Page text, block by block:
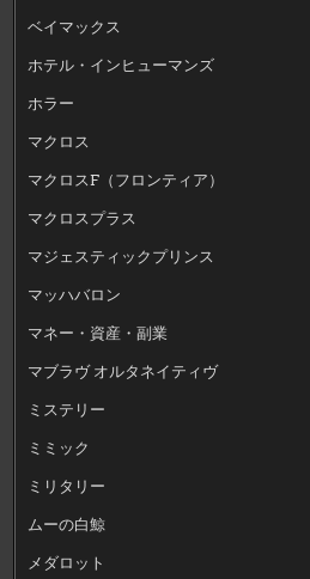
ベイマックス
ホテル・インヒューマンズ
ホラー
マクロス
マクロスF（フロンティア）
マクロスプラス
マジェスティックプリンス
マッハバロン
マネー・資産・副業
マブラヴ オルタネイティヴ
ミステリー
ミミック
ミリタリー
ムーの白鯨
メダロット